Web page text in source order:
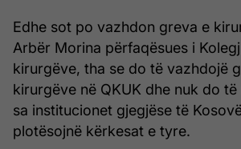
Edhe sot po vazhdon greva e
Arbër Morina përfaqësues i
kirurgëve, tha se do të vazhdojë
kirurgëve në QKUK dhe nuk do
sa institucionet gjegjëse të
plotësojnë kërkesat e tyre.